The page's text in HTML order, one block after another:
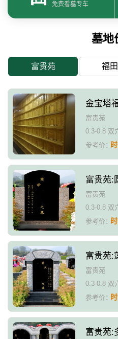
免费看墓专车
墓地
富贵苑 福
金宝塔
富贵苑
0.3-0.8 双
参考价：
富贵苑:
富贵苑
0.3-0.8 双
参考价：
富贵苑:
富贵苑
0.3-0.8 双
参考价：
富贵苑: